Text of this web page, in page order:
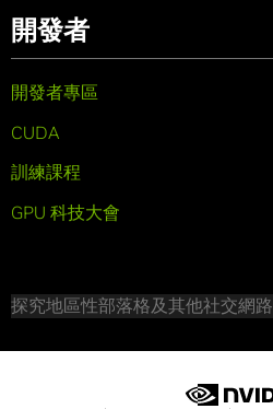
開發者
開發者專區
CUDA
訓練課程
GPU 科技大會
探究地區性部落格及其他社交網路